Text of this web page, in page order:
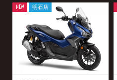
NEW 明石店